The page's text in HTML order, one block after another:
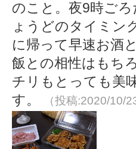
のこと。夜9時ご
ょうどのタイミン
に帰って早速お酒
飯との相性はもち
チリもとっても美
す。
（投稿:2020/10/